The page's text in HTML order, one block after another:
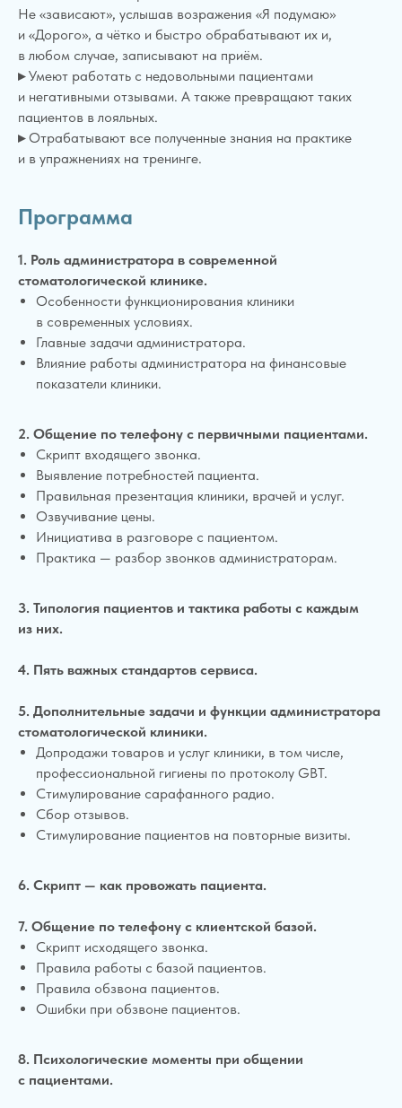
Не «зависают», услышав возражения «Я подумаю»
и «Дорого», а чётко и быстро обрабатывают их и,
в любом случае, записывают на приём.
▸Умеют работать с недовольными пациентами
и негативными отзывами. А также превращают таких
пациентов в лояльных.
▸Отрабатывают все полученные знания на практике
и в упражнениях на тренинге.
Программа
1. Роль администратора в современной
стоматологической клинике.
Особенности функционирования клиники
в современных условиях.
Главные задачи администратора.
Влияние работы администратора на финансовые
показатели клиники.
2. Общение по телефону с первичными пациентами.
Скрипт входящего звонка.
Выявление потребностей пациента.
Правильная презентация клиники, врачей и услуг.
Озвучивание цены.
Инициатива в разговоре с пациентом.
Практика — разбор звонков администраторам.
3. Типология пациентов и тактика работы с каждым
из них.
4. Пять важных стандартов сервиса.
5. Дополнительные задачи и функции администратора
стоматологической клиники.
Допродажи товаров и услуг клиники, в том числе,
профессиональной гигиены по протоколу GBT.
Стимулирование сарафанного радио.
Сбор отзывов.
Стимулирование пациентов на повторные визиты.
6. Скрипт — как провожать пациента.
7. Общение по телефону с клиентской базой.
Скрипт исходящего звонка.
Правила работы с базой пациентов.
Правила обзвона пациентов.
Ошибки при обзвоне пациентов.
8. Психологические моменты при общении
с пациентами.